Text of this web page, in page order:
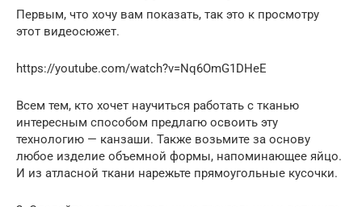
Первым, что хочу вам показать, так это к просмотру
этот видеосюжет.
https://youtube.com/watch?v=Nq6OmG1DHeE
Всем тем, кто хочет научиться работать с тканью
интересным способом предлагю освоить эту
технологию — канзаши. Также возьмите за основу
любое изделие объемной формы, напоминающее яйцо.
И из атласной ткани нарежьте прямоугольные кусочки.